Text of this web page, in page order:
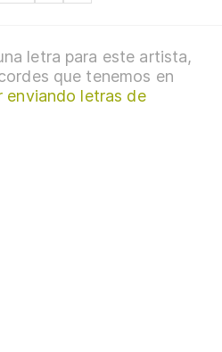
letra para este artista,
que tenemos en
enviando letras de